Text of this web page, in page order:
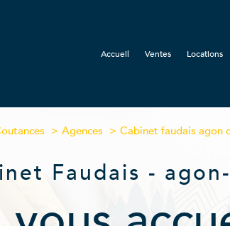
Accueil Ventes Locations
Agences Cabinet faudais agon
Faudais -